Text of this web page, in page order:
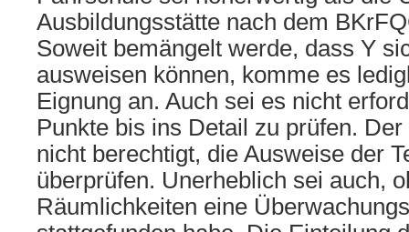
Ausbildungsstätte nach dem
Soweit bemängelt werde, dass Y
ausweisen können, komme es
Eignung an. Auch sei es nicht
Punkte bis ins Detail zu prüfen.
nicht berechtigt, die Ausweise der
überprüfen. Unerheblich sei auch,
Räumlichkeiten eine